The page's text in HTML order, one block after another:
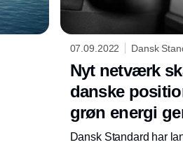
07.09.2022 Dansk
Nyt netværk
danske
grøn energi
Dansk Standard har